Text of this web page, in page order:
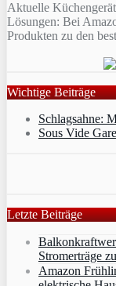
Aktuelle
Lösungen: Bei
Produkten zu den
Wichtige Beiträge
Schlagsahne:
Sous Vide
Letzte Beiträge
Stromerträge
Amazon